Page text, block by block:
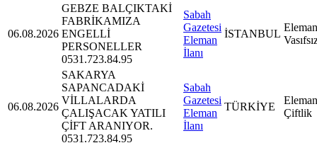
06.08.2026
GEBZE BALÇIKTAKİ
FABRİKAMIZA
ENGELLİ
PERSONELLER
0531.723.84.95
Sabah
Gazetesi
Eleman
İlanı
İSTANBUL
06.08.2026
SAKARYA
SAPANCADAKİ
VİLLALARDA
ÇALIŞACAK YATILI
ÇİFT ARANIYOR.
0531.723.84.95
Sabah
Gazetesi
Eleman
İlanı
TÜRKİYE
Çiftlik